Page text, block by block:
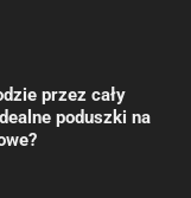
przez cały
poduszki na